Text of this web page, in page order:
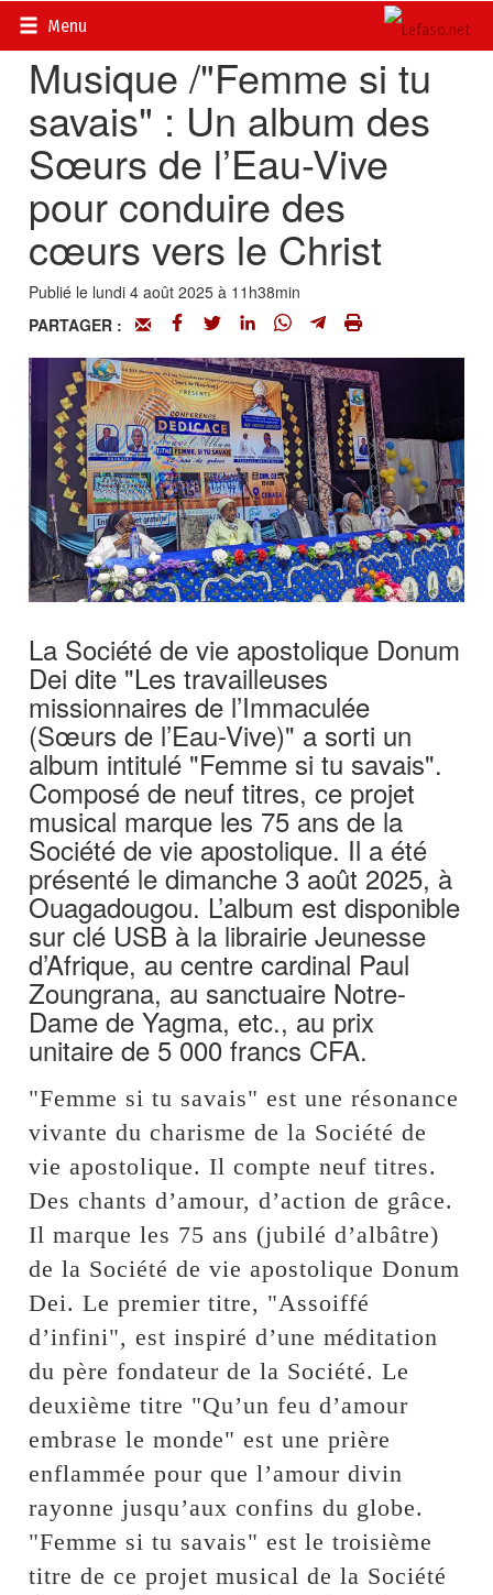
Menu
Accueil>
Musique /"Femme si tu
savais" : Un album des
Sœurs de l’Eau-Vive
pour conduire des
cœurs vers le Christ
Publié le lundi 4 août 2025 à 11h38min
PARTAGER :
La Société de vie apostolique Donum
Dei dite "Les travailleuses
missionnaires de l’Immaculée
(Sœurs de l’Eau-Vive)" a sorti un
album intitulé "Femme si tu savais".
Composé de neuf titres, ce projet
musical marque les 75 ans de la
Société de vie apostolique. Il a été
présenté le dimanche 3 août 2025, à
Ouagadougou. L’album est disponible
sur clé USB à la librairie Jeunesse
d’Afrique, au centre cardinal Paul
Zoungrana, au sanctuaire Notre-
Dame de Yagma, etc., au prix
unitaire de 5 000 francs CFA.
"Femme si tu savais" est une résonance
vivante du charisme de la Société de
vie apostolique. Il compte neuf titres.
Des chants d’amour, d’action de grâce.
Il marque les 75 ans (jubilé d’albâtre)
de la Société de vie apostolique Donum
Dei. Le premier titre, "Assoiffé
d’infini", est inspiré d’une méditation
du père fondateur de la Société. Le
deuxième titre "Qu’un feu d’amour
embrase le monde" est une prière
enflammée pour que l’amour divin
rayonne jusqu’aux confins du globe.
"Femme si tu savais" est le troisième
titre de ce projet musical de la Société